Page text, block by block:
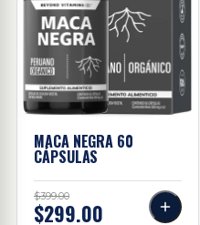
MACA NEGRA 60
CÁPSULAS
$399.00
$299.00